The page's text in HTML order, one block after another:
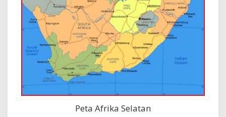
Peta Afrika Selatan